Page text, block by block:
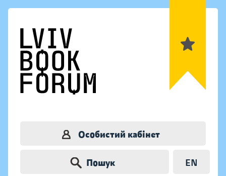
Особистий кабінет
Пошук EN